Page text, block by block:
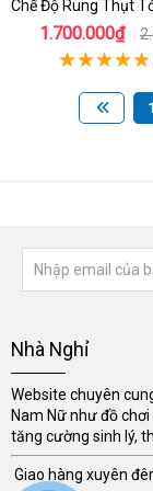
Chế Độ Rung Thụt
Cấp
1.700.000₫
1
Nhà Nghỉ
Website chuyên
Nam Nữ như đồ
tăng cường sinh lý,
Giao hàng xuyên